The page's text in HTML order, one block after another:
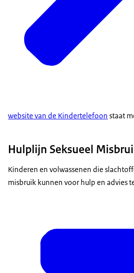
website van de Kindertelefoon staat
Hulplijn Seksueel
Kinderen en volwassenen die
misbruik kunnen voor hulp en advies